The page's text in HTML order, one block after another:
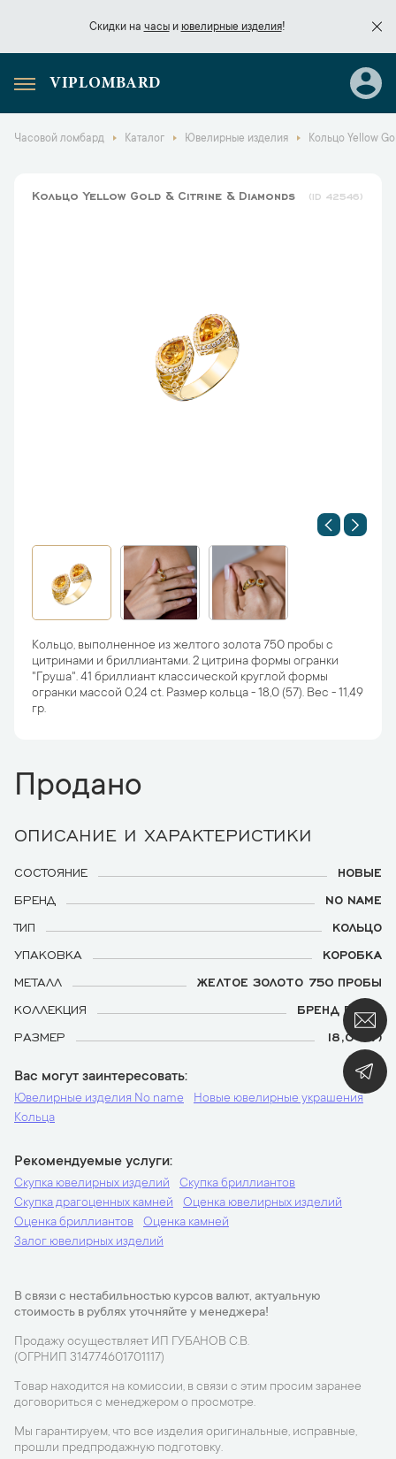
Скидки на часыи ювелирные изделия!
Скидки начасы
VIPLOMBARD
Часовой ломбард Каталог Ювелирные изделия Кольцо Yellow
Кольцо Yellow Gold & Citrine & Diamonds 42546
Кольцо, выполненное из желтого золота 750 пробы с
цитринами и бриллиантами. 2 цитрина формы огранки
"Груша". 41 бриллиант классической круглой формы
огранки массой 0,24 ct. Размер кольца - 18,0 (57). Вес - 11,49
гр.
Продано
ОПИСАНИЕ И ХАРАКТЕРИСТИКИ
СОСТОЯНИЕ
НОВЫЕ
БРЕНД
NO NAME
ТИП
КОЛЬЦО
УПАКОВКА
КОРОБКА
МЕТАЛЛ
ЖЕЛТОЕ ЗОЛОТО 750 ПРОБЫ
КОЛЛЕКЦИЯ
БРЕНД FLOYA
РАЗМЕР
18,0 (57)
Вас могут заинтересовать
Ювелирные изделия No name
Новые ювелирные украшения
Кольца
Рекомендуемые услуги
Скупка ювелирных изделий
Скупка бриллиантов
Скупка драгоценных камней
Оценка ювелирных изделий
Оценка бриллиантов
Оценка камней
Залог ювелирных изделий
В связи с нестабильностью курсов валют, актуальную
стоимость в рублях уточняйте у менеджера!
Продажу осуществляет ИП ГУБАНОВ С.В.
(ОГРНИП 314774601701117)
Товар находится на комиссии, в связи с этим просим заранее
договориться с менеджером о просмотре.
Мы гарантируем, что все изделия оригинальные, исправные,
прошли предпродажную подготовку.